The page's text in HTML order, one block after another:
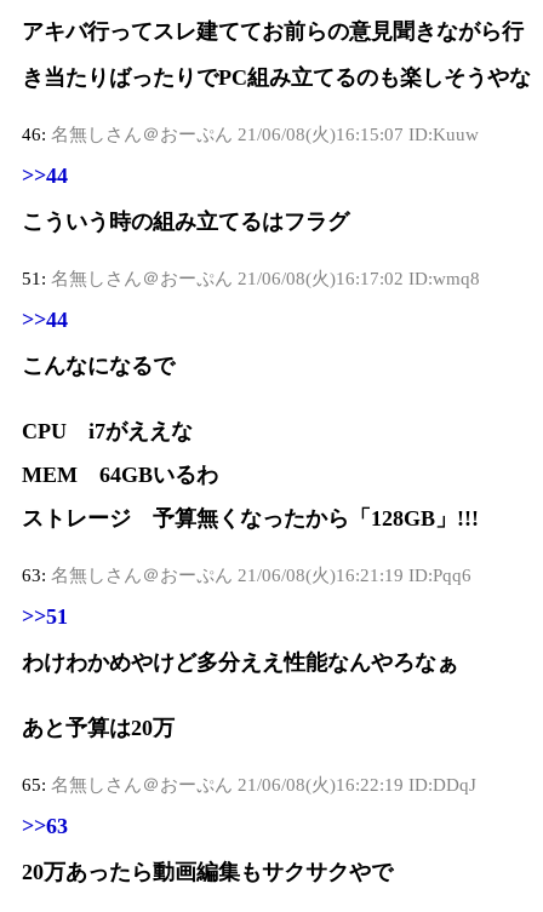
アキバ行ってスレ建ててお前らの意見聞きながら行
き当たりばったりでPC組み立てるのも楽しそうやな
46: 名無しさん＠おーぷん 21/06/08(火)16:15:07 ID:Kuuw
>>44
こういう時の組み立てるはフラグ
51: 名無しさん＠おーぷん 21/06/08(火)16:17:02 ID:wmq8
>>44
こんなになるで
CPU i7がええな
MEM 64GBいるわ
ストレージ 予算無くなったから「128GB」!!!
63: 名無しさん＠おーぷん 21/06/08(火)16:21:19 ID:Pqq6
>>51
わけわかめやけど多分ええ性能なんやろなぁ
あと予算は20万
65: 名無しさん＠おーぷん 21/06/08(火)16:22:19 ID:DDqJ
>>63
20万あったら動画編集もサクサクやで